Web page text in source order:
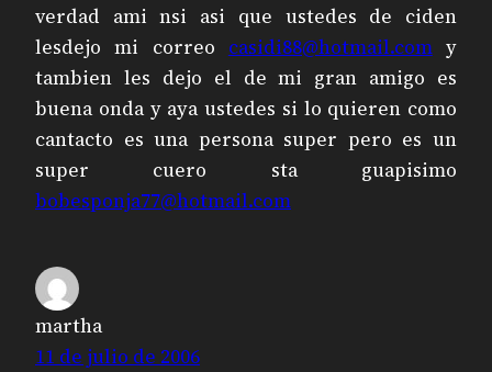
verdad ami nsi asi que ustedes de ciden
lesdejo mi correo casidi88@hotmail.comy
tambien les dejo el de mi gran amigo es
buena onda y aya ustedes si lo quieren como
cantacto es una persona super pero es un
super cuero sta guapisimo
bobesponja77@hotmail.com
martha
11 de julio de 2006